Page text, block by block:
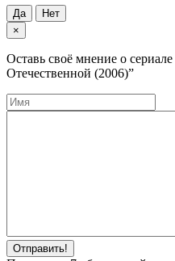
Да
Нет
×
Оставь своё мнение о cериале
Отечественной (2006)”
Отправить!